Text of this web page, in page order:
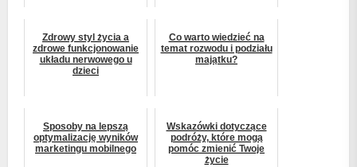
Zdrowy styl życia a
zdrowe funkcjonowanie
układu nerwowego u
dzieci
Co warto wiedzieć na
temat rozwodu i podziału
majątku?
Sposoby na lepszą
optymalizację wyników
marketingu mobilnego
Wskazówki dotyczące
podróży, które mogą
pomóc zmienić Twoje
życie